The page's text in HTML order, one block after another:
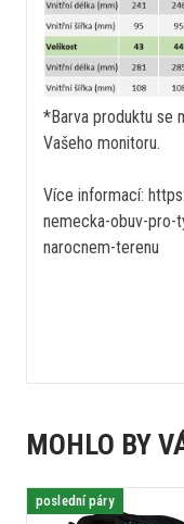
*Barva produktu se
Vašeho monitoru.
Více informací:
nemecka-obuv-pro-
narocnem-terenu
MOHLO BY
poslední páry